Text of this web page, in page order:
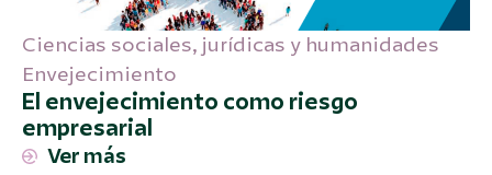
Ciencias sociales, jurídicas y humanidades
Envejecimiento
El envejecimiento como riesgo
empresarial
Ver más